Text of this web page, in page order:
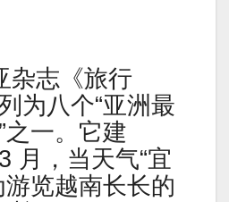
杂志《旅行
为八个“亚洲最
之一。它建
月，当天气“宜
游览越南长长的